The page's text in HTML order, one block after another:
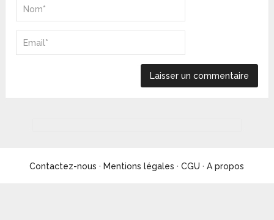
Contactez-nous · Mentions légales ·CGU ·A propos